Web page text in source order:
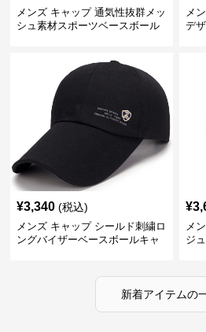
メンズ キャップ 通気性抜群メッ
シュ素材スポーツベースボール
メ
デ
¥3,340 (税込)
メンズ キャップ シールド刺繍ロ
ングバイザーベースボールキャ
¥
メ
ジ
新着アイテムの